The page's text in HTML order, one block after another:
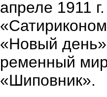
апреле 1911
«Новый
ременный
«Шиповник».